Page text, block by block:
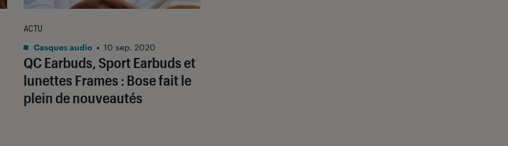
QC Earbuds, Sport Earbuds et
lunettes Frames : Bose fait le
plein de nouveautés
ACTU
Casques audio • 10 sep. 2020